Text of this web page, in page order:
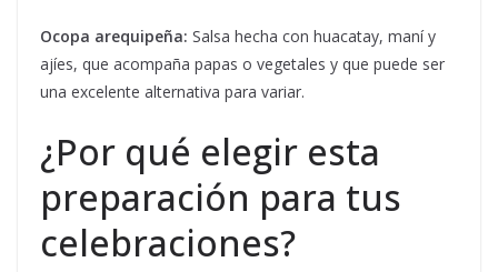
Ocopa arequipeña: Salsa hecha con huacatay, maní y
ajíes, que acompaña papas o vegetales y que puede ser
una excelente alternativa para variar.
¿Por qué elegir esta
preparación para tus
celebraciones?